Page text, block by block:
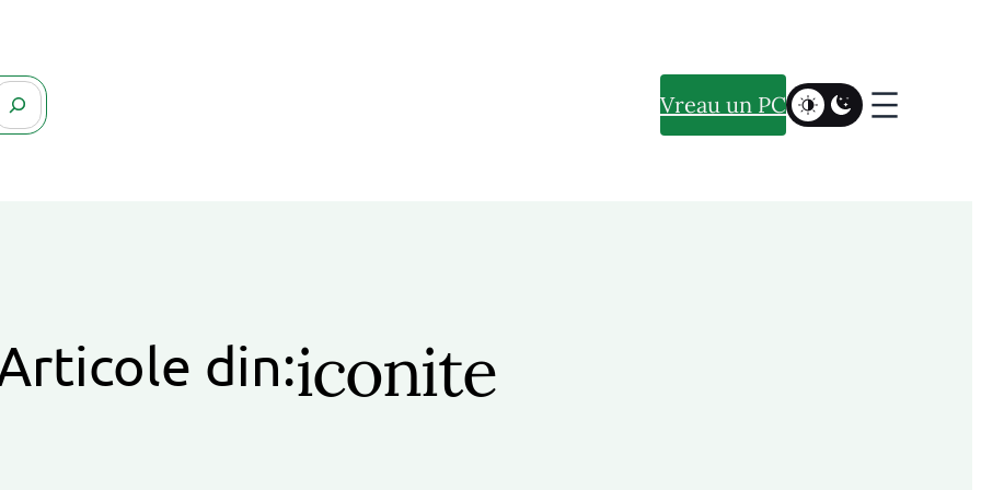
Vreau un PC
din:iconite